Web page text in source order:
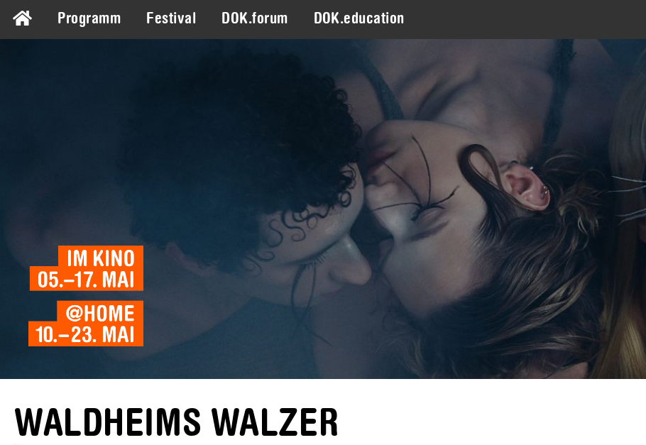
Programm Festival DOK.forum DOK.education
WALDHEIMS WALZER